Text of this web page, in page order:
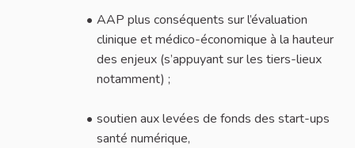
AAP plus conséquents sur l’évaluation
clinique et médico-économique à la hauteur
des enjeux (s’appuyant sur les tiers-lieux
notamment) ;
soutien aux levées de fonds des start-ups
santé numérique,